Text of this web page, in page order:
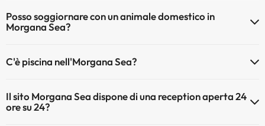
Posso soggiornare con un animale domestico in
Morgana Sea?
C'è piscina nell'Morgana Sea?
Qui potete trovare maggiori informazioni sulla piscina e sulle altri
installazioni.
Il sito Morgana Sea dispone di una reception aperta 24
ore su 24?